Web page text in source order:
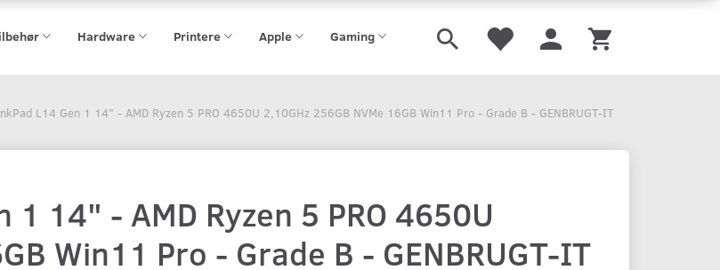
Hardware Printere Apple Gaming
L14 Gen 1 14" - AMD Ryzen 5 PRO 4650U 2,10GHz 256GB NVMe 16GB Win11 Pro - Grade B - GENBRUGT-IT
1 14" - AMD Ryzen 5 PRO 4650U
Win11 Pro - Grade B - GENBRUGT-IT